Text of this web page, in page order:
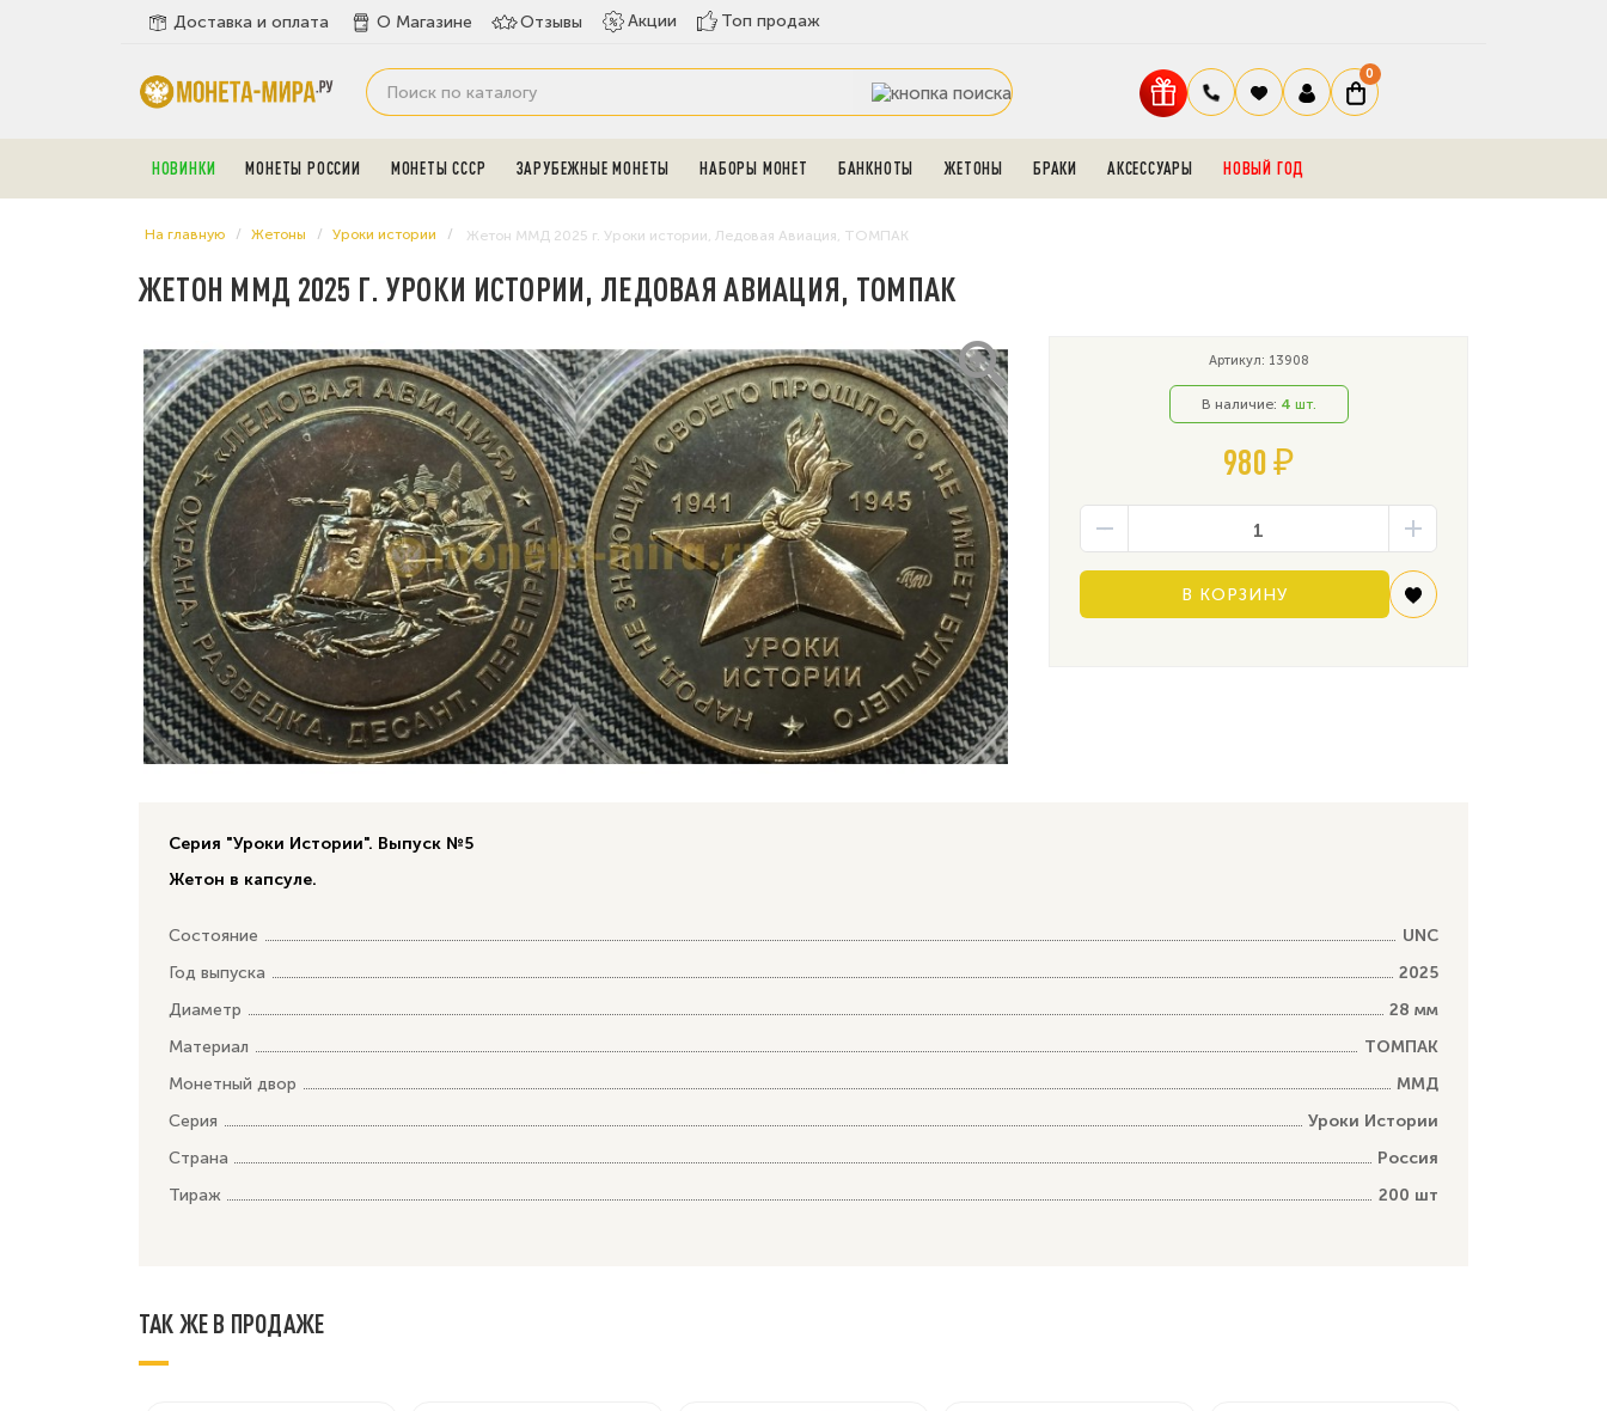
Доставка и оплата О Магазине Отзывы Акции Топ продаж
0
НОВИНКИ МОНЕТЫ РОССИИ МОНЕТЫ СССР ЗАРУБЕЖНЫЕ МОНЕТЫ НАБОРЫ МОНЕТ БАНКНОТЫ ЖЕТОНЫ БРАКИ АКСЕССУАРЫ НОВЫЙ ГОД
На главную Жетоны Уроки истории Жетон ММД 2025 г. Уроки истории, Ледовая Авиация, ТОМПАК
ЖЕТОН ММД 2025 Г. УРОКИ ИСТОРИИ, ЛЕДОВАЯ АВИАЦИЯ, ТОМПАК
Артикул: 13908
В наличие: 4 шт.
980 ₽
В КОРЗИНУ
Серия "Уроки Истории". Выпуск №5
Жетон в капсуле.
Состояние
UNC
Год выпуска
2025
Диаметр
28 мм
Материал
ТОМПАК
Монетный двор
ММД
Серия
Уроки Истории
Страна
Россия
Тираж
200 шт
ТАК ЖЕ В ПРОДАЖЕ